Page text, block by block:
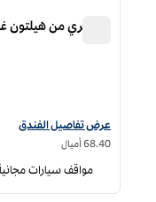
دبل تري من هيلتون
عرض تفاصيل الفندق
عرض تفاصيل الفندق
68.40 أميال
مواقف سيارات